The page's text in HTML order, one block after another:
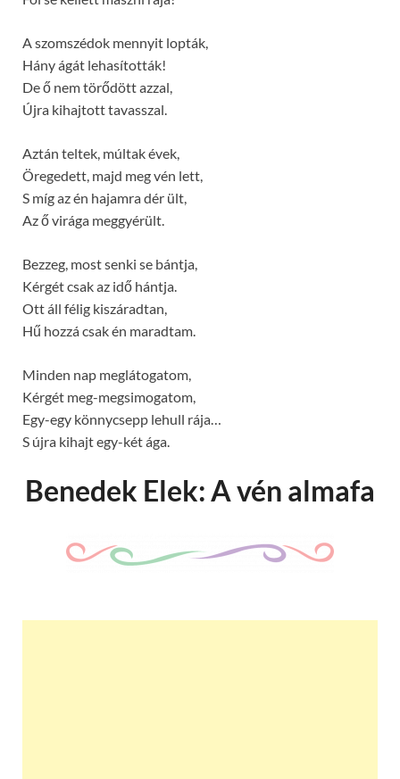
A szomszédok mennyit lopták,
Hány ágát lehasították!
De ő nem törődött azzal,
Újra kihajtott tavasszal.
Aztán teltek, múltak évek,
Öregedett, majd meg vén lett,
S míg az én hajamra dér ült,
Az ő virága meggyérült.
Bezzeg, most senki se bántja,
Kérgét csak az idő hántja.
Ott áll félig kiszáradtan,
Hű hozzá csak én maradtam.
Minden nap meglátogatom,
Kérgét meg-megsimogatom,
Egy-egy könnycsepp lehull rája…
S újra kihajt egy-két ága.
Benedek Elek: A vén almafa